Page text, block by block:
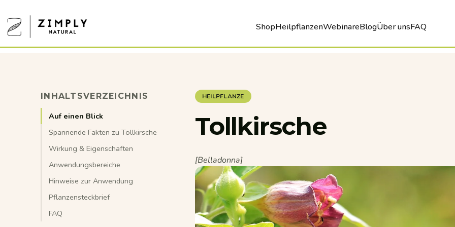
Zimply Natural Shop
Shop
Heilpflanzen
Heilpflanzen
Webinare
Webinare
Blog
Blog
Über uns
Über uns
FAQ
FAQ
INHALTSVERZEICHNIS
Auf einen Blick
Spannende Fakten zu Tollkirsche
Wirkung & Eigenschaften
Anwendungsbereiche
Hinweise zur Anwendung
Pflanzensteckbrief
FAQ
HEILPFLANZE
Tollkirsche
[Belladonna]